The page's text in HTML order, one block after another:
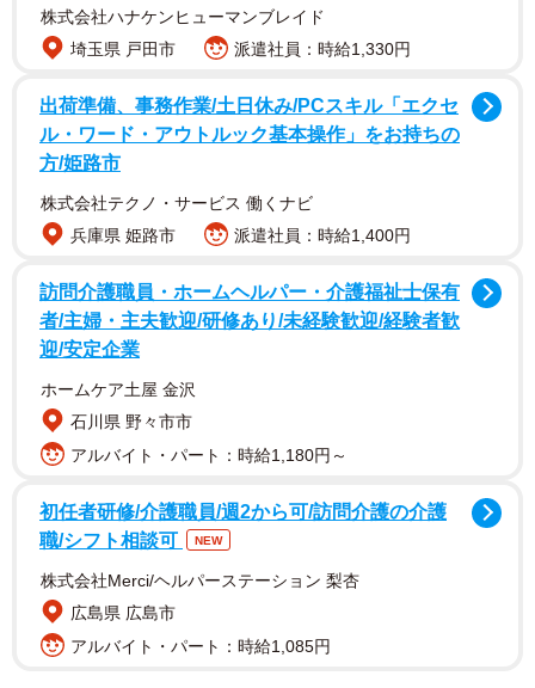
曽我農園が商品を卸しているのは、主に生協・JA・自社直
売所の3つ。貼り紙は昨年から自社直売所のみで掲出してい
なぜ、このような貼り紙が必要な事態になったのでしょう
への苦悩があったといいます。
「わたし自身が生産し、直売所で販売もしています。直売
所を始めてから15年以上になりますが、お客さんから
『（トマトが）柔らかくなり、傷んでいた』というクレー
ムを幾つかもらうことがありました。当農園ではしっかり
選別をしてから出すので、最初から傷んでいることはな
く、おかしいと思っていました」（曽我さん）
それから曽我さんは、買い物客の購買行動を観察。する
と、野菜を過剰に品定めしている人がいることに気が付い
たといいます。「結果、閉店直後に余った品物を調べてみ
ると、柔らかくなり汁が出ていたりするものがやはりあり
ました」と曽我さん。
株式会社ハナケンヒューマンブレイド
埼玉県 戸田市
派遣社員：時給1,330円
出荷準備、事務作業/土日休み/PCスキル「エクセ
ル・ワード・アウトルック基本操作」をお持ちの
方/姫路市
株式会社テクノ・サービス 働くナビ
兵庫県 姫路市
派遣社員：時給1,400円
訪問介護職員・ホームヘルパー・介護福祉士保有
者/主婦・主夫歓迎/研修あり/未経験歓迎/経験者歓
迎/安定企業
ホームケア土屋 金沢
石川県 野々市市
アルバイト・パート：時給1,180円～
初任者研修/介護職員/週2から可/訪問介護の介護
職/シフト相談可
NEW
株式会社Merci/ヘルパーステーション 梨杏
広島県 広島市
アルバイト・パート：時給1,085円